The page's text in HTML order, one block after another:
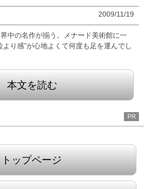
2009/11/19
中の名作が揃う。メナード美術館に一
より感”が心地よくて何度も足を運んでし
本文を読む
PR
トップページ